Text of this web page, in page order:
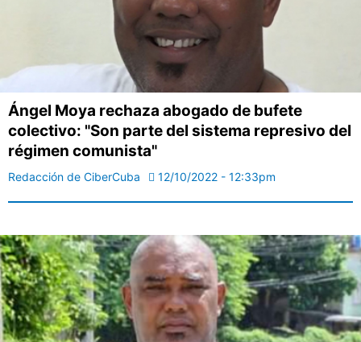
Ángel Moya rechaza abogado de bufete
colectivo: "Son parte del sistema represivo del
régimen comunista"
Redacción de CiberCuba 12/10/2022 - 12:33pm